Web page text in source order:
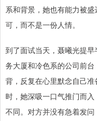
系和背景，她也有能力被
可，而不是一份人情。
到了面试当天，聂曦光提
务大厦和冷色系的公司前
背，反复在心里默念自己
时，她深吸一口气推门而
不同。对方并没有急着发